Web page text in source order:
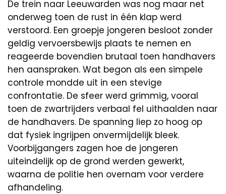
De trein naar Leeuwarden was nog maar net
onderweg toen de rust in één klap werd
verstoord. Een groepje jongeren besloot zonder
geldig vervoersbewijs plaats te nemen en
reageerde bovendien brutaal toen handhavers
hen aanspraken. Wat begon als een simpele
controle mondde uit in een stevige
confrontatie. De sfeer werd grimmig, vooral
toen de zwartrijders verbaal fel uithaalden naar
de handhavers. De spanning liep zo hoog op
dat fysiek ingrijpen onvermijdelijk bleek.
Voorbijgangers zagen hoe de jongeren
uiteindelijk op de grond werden gewerkt,
waarna de politie hen overnam voor verdere
afhandeling.